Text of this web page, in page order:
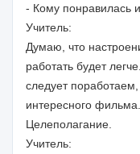
- Кому понравилась
Учитель:
Думаю, что
работать будет
следует
интересного фильма.
Целеполагание.
Учитель: